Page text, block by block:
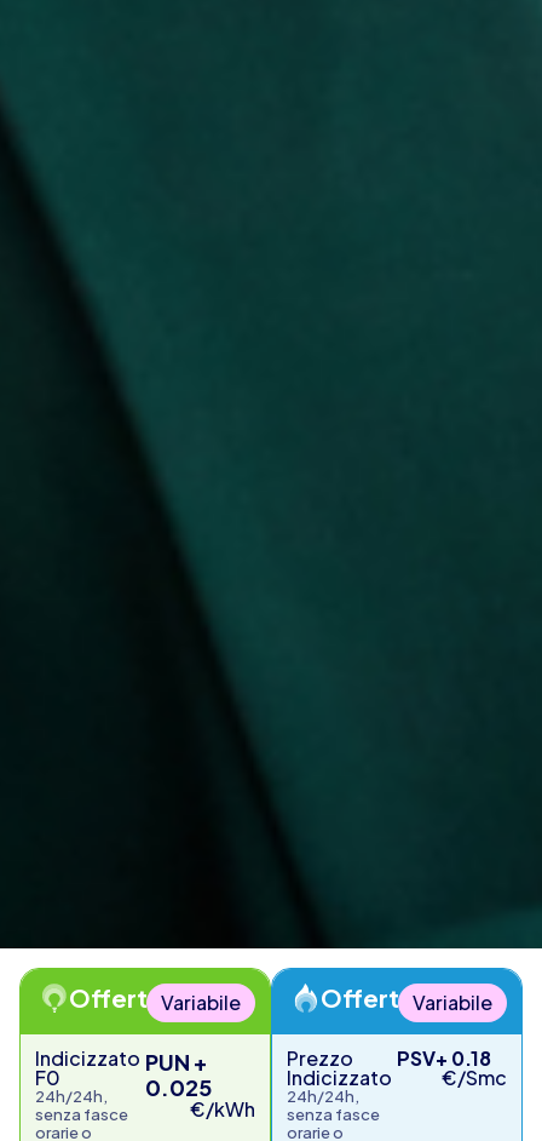
Offerta Luce
Variabile
Indicizzato
F0
24h/24h,
senza fasce
orarie o
PUN +
0.025
€/kWh
Variabile
Offerta Gas
Prezzo
Indicizzato
24h/24h,
senza fasce
orarie o
PSV+ 0.18
€/Smc